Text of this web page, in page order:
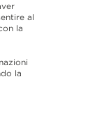
al
la
la